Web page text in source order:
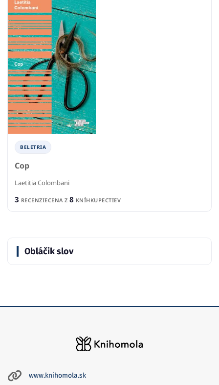
BELETRIA
Cop
Laetitia Colombani
3 RECENZIECENA Z 8 KNÍHKUPECTIEV
Obláčik slov
www.knihomola.sk